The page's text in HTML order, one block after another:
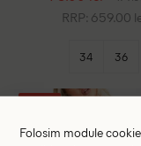
RRP: 659.00
34 36
Folosim module